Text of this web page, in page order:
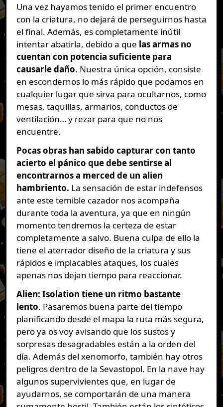
Una vez hayamos tenido el primer encuentro
con la criatura, no dejará de perseguirnos hasta
el final. Además, es completamente inútil
intentar abatirla, debido a que las armas no
cuentan con potencia suficiente para
causarle daño. Nuestra única opción, consiste
en escondernos lo más rápido que podamos en
cualquier lugar que sirva para ocultarnos, como
mesas, taquillas, armarios, conductos de
ventilación… y rezar para que no nos
encuentre.
Pocas obras han sabido capturar con tanto
acierto el pánico que debe sentirse al
encontrarnos a merced de un alien
hambriento. La sensación de estar indefensos
ante este temible cazador nos acompaña
durante toda la aventura, ya que en ningún
momento tendremos la certeza de estar
completamente a salvo. Buena culpa de ello la
tiene el aterrador diseño de la criatura y sus
rápidos e implacables ataques, los cuales
apenas nos dejan tiempo para reaccionar.
Alien: Isolation tiene un ritmo bastante
lento. Pasaremos buena parte del tiempo
planificando desde el mapa la ruta más segura,
pero ya os voy avisando que los sustos y
sorpresas desagradables están a la orden del
día. Además del xenomorfo, también hay otros
peligros dentro de la Sevastopol. En la nave hay
algunos supervivientes que, en lugar de
ayudarnos, se comportarán de una manera